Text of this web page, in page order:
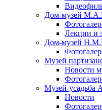
Дом-музей
Лекции и
Дом-музей
Музей
Новости
Музей-усадьба
Новости